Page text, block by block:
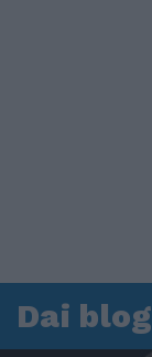
Dai blog